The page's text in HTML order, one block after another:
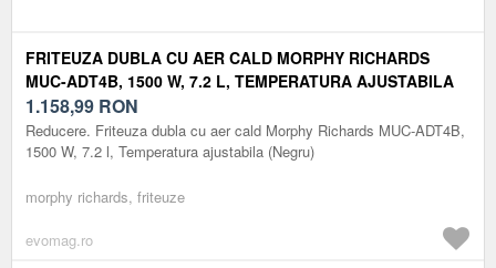
FRITEUZA DUBLA CU AER CALD MORPHY RICHARDS
MUC-ADT4B, 1500 W, 7.2 L, TEMPERATURA AJUSTABILA
(NEGRU)
1.158,99 RON
Reducere. Friteuza dubla cu aer cald Morphy Richards MUC-ADT4B,
1500 W, 7.2 l, Temperatura ajustabila (Negru)
morphy richards, friteuze
evomag.ro